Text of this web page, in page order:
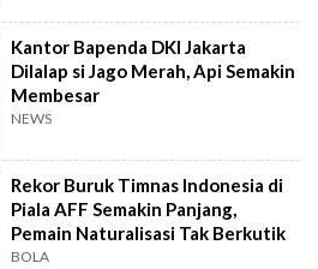
Kantor Bapenda DKI Jakarta
Dilalap si Jago Merah, Api Semakin
Membesar
NEWS
Rekor Buruk Timnas Indonesia di
Piala AFF Semakin Panjang,
Pemain Naturalisasi Tak Berkutik
BOLA